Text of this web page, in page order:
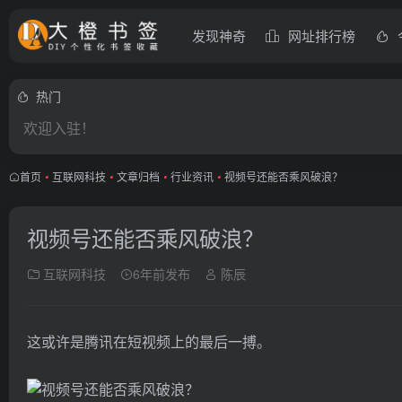
发现神奇 网址排行榜
热门
欢迎入驻！
首页 • 互联网科技 • 文章归档 • 行业资讯 • 视频号还能否乘风破浪？
视频号还能否乘风破浪？
互联网科技 6年前发布 陈辰
这或许是腾讯在短视频上的最后一搏。